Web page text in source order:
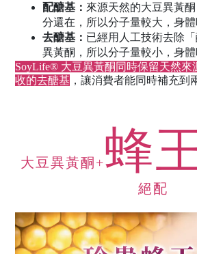
配醣基： 來源天然的大豆異黃
分還在，所以分子量較大，身
去醣基： 已經用人工技術去除
異黃酮，所以分子量較小，身
SoyLife® 大豆異黃酮同時保留天然來
收的去醣基 ，讓消費者能同時補充到
大豆異黃酮+蜂
絕配